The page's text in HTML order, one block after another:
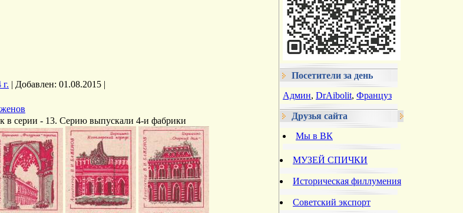
| Добавлен: 01.08.2015 |
в серии - 13. Серию выпускали 4-и фабрики
Посетители за день
Админ, DrAibolit, Француз
Друзья сайта
Мы в ВК
МУЗЕЙ СПИЧКИ
Историческая филлумения
Советский экспорт